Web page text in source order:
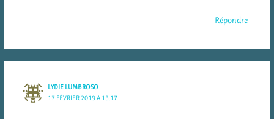
Répondre
LYDIE LUMBROSO
17 FÉVRIER 2019 À 13:17